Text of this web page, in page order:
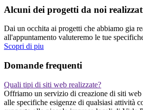
Alcuni dei progetti da noi
Dai un occhita ai progetti che abbiamo gia
all'appuntamento valuteremo le tue
Scopri di piu
Domande frequenti
Quali tipi di siti web realizzate?
Offriamo un servizio di creazione di siti web
alle specifiche esigenze di qualsiasi attività